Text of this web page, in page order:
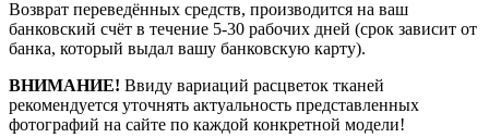
Возврат переведённых средств, производится на ваш
банковский счёт в течение 5-30 рабочих дней (срок зависит от
банка, который выдал вашу банковскую карту).
ВНИМАНИЕ! Ввиду вариаций расцветок тканей
рекомендуется уточнять актуальность представленных
фотографий на сайте по каждой конкретной модели!